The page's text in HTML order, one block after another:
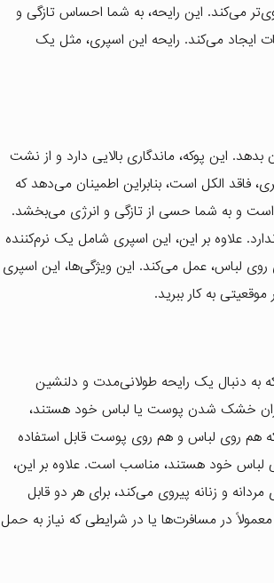
می‌کند. این رایحه، به شما احساس تازگی و
ایجاد می‌کند. رایحه این اسپری، مثل یک
این پوکه، ماندگاری بالایی دارد و از نشت
الکل است، بنابراین اطمینان می‌دهد که
و به شما حسی از تازگی و انرژی می‌بخشد.
علاوه بر این، این اسپری شامل یک نرم‌کننده
لباس، عمل می‌کند. این ویژگی‌ها، این اسپری
به کار ببرید.
به دنبال یک رایحه طولانی‌مدت و دلنشین
نگران خشک شدن پوست یا لباس خود هستند،
هم روی لباس و هم روی پوست قابل استفاده
لباس خود هستند، مناسب است. علاوه بر این،
و زنانه پیروی می‌کند، برای هر دو قابل
در مسافرت‌ها یا در شرایطی که نیاز به حمل